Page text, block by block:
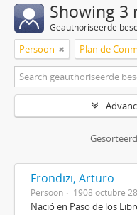
Showing 3
Geauthoriseerde
Persoon Plan de
Frondizi, Arturo
Persoon 1908 octubre
Nació en Paso de los